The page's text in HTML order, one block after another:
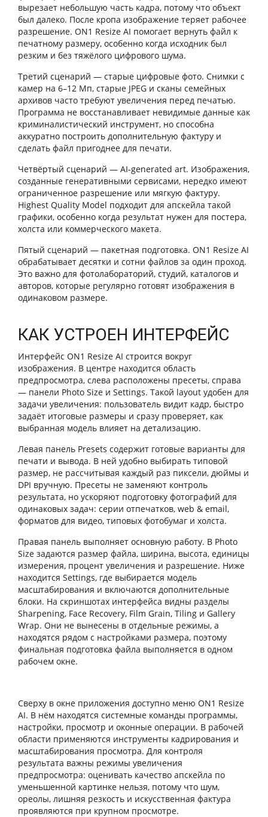
вырезает небольшую часть кадра, потому что объект
был далеко. После кропа изображение теряет рабочее
разрешение. ON1 Resize AI помогает вернуть файл к
печатному размеру, особенно когда исходник был
резким и без тяжёлого цифрового шума.
Третий сценарий — старые цифровые фото. Снимки с
камер на 6–12 Мп, старые JPEG и сканы семейных
архивов часто требуют увеличения перед печатью.
Программа не восстанавливает невидимые данные как
криминалистический инструмент, но способна
аккуратно построить дополнительную фактуру и
сделать файл пригоднее для печати.
Четвёртый сценарий — AI-generated art. Изображения,
созданные генеративными сервисами, нередко имеют
ограниченное разрешение или мягкую фактуру.
Highest Quality Model подходит для апскейла такой
графики, особенно когда результат нужен для постера,
холста или коммерческого макета.
Пятый сценарий — пакетная подготовка. ON1 Resize AI
обрабатывает десятки и сотни файлов за один проход.
Это важно для фотолабораторий, студий, каталогов и
авторов, которые регулярно готовят изображения в
одинаковом размере.
КАК УСТРОЕН ИНТЕРФЕЙС
Интерфейс ON1 Resize AI строится вокруг
изображения. В центре находится область
предпросмотра, слева расположены пресеты, справа
— панели Photo Size и Settings. Такой layout удобен для
задачи увеличения: пользователь видит кадр, быстро
задаёт итоговые размеры и сразу проверяет, как
выбранная модель влияет на детализацию.
Левая панель Presets содержит готовые варианты для
печати и вывода. В ней удобно выбирать типовой
размер, не рассчитывая каждый раз пиксели, дюймы и
DPI вручную. Пресеты не заменяют контроль
результата, но ускоряют подготовку фотографий для
одинаковых задач: серии отпечатков, web & email,
форматов для видео, типовых фотобумаг и холста.
Правая панель выполняет основную работу. В Photo
Size задаются размер файла, ширина, высота, единицы
измерения, процент увеличения и разрешение. Ниже
находится Settings, где выбирается модель
масштабирования и включаются дополнительные
блоки. На скриншотах интерфейса видны разделы
Sharpening, Face Recovery, Film Grain, Tiling и Gallery
Wrap. Они не вынесены в отдельные режимы, а
находятся рядом с настройками размера, поэтому
финальная подготовка файла выполняется в одном
рабочем окне.
Сверху в окне приложения доступно меню ON1 Resize
AI. В нём находятся системные команды программы,
настройки, просмотр и оконные операции. В рабочей
области применяются инструменты кадрирования и
масштабирования просмотра. Для контроля
результата важны режимы увеличения
предпросмотра: оценивать качество апскейла по
уменьшенной картинке нельзя, потому что шум,
ореолы, лишняя резкость и искусственная фактура
проявляются при крупном просмотре.